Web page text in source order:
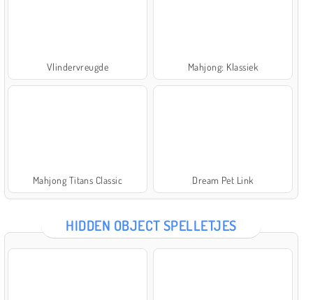
Vlindervreugde Mahjong: Klassiek
Mahjong Titans Classic Dream Pet Link
HIDDEN OBJECT SPELLETJES